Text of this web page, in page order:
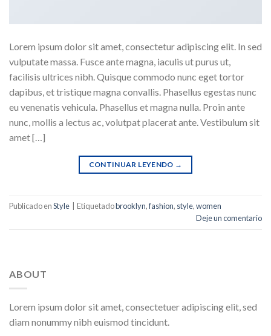
Lorem ipsum dolor sit amet, consectetur adipiscing elit. In sed
vulputate massa. Fusce ante magna, iaculis ut purus ut,
facilisis ultrices nibh. Quisque commodo nunc eget tortor
dapibus, et tristique magna convallis. Phasellus egestas nunc
eu venenatis vehicula. Phasellus et magna nulla. Proin ante
nunc, mollis a lectus ac, volutpat placerat ante. Vestibulum sit
amet […]
CONTINUAR LEYENDO →
Publicado enStyle Etiquetadobrooklyn,fashion, style,women
Deje un comentario
ABOUT
Lorem ipsum dolor sit amet, consectetuer adipiscing elit, sed
diam nonummy nibh euismod tincidunt.